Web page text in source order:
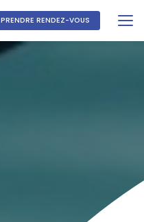
PRENDRE RENDEZ-VOUS